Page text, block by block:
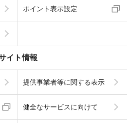
ポイント表示設定
イト情報
提供事業者等に関する表示
健全なサービスに向けて